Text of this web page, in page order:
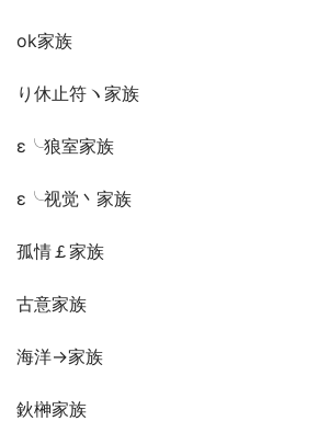
ok家族
り休止符ヽ家族
ε╰狼室家族
ε╰视觉丶家族
孤情￡家族
古意家族
海洋→家族
鈥榊家族